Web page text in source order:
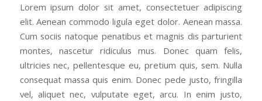
Lorem ipsum dolor sit amet, consectetuer adipiscing
elit. Aenean commodo ligula eget dolor. Aenean massa.
Cum sociis natoque penatibus et magnis dis parturient
montes, nascetur ridiculus mus. Donec quam felis,
ultricies nec, pellentesque eu, pretium quis, sem. Nulla
consequat massa quis enim. Donec pede justo, fringilla
vel, aliquet nec, vulputate eget, arcu. In enim justo,